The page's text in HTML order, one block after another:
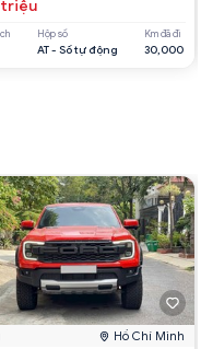
triệu
Hộp số
AT - Số tự động
Km đã đi
30,000
Hồ Chí Minh